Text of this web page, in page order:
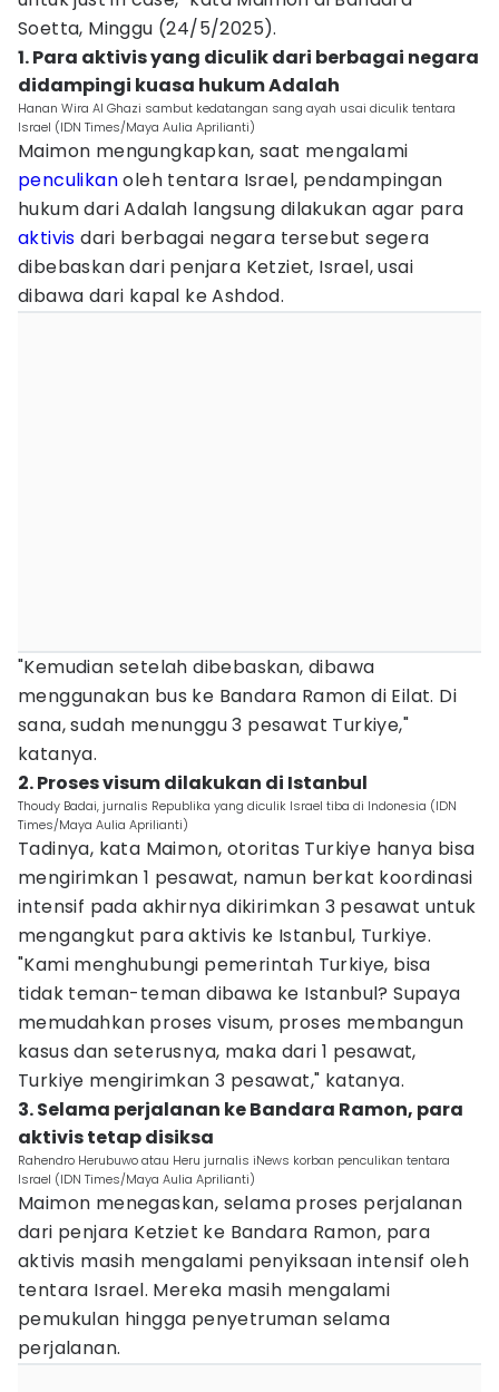
Soetta, Minggu (24/5/2025).
1. Para aktivis yang diculik dari berbagai negara
didampingi kuasa hukum Adalah
Hanan Wira Al Ghazi sambut kedatangan sang ayah usai diculik tentara
Israel (IDN Times/Maya Aulia Aprilianti)
Maimon mengungkapkan, saat mengalami
penculikanoleh tentara Israel, pendampingan
hukum dari Adalah langsung dilakukan agar para
aktivis dari berbagai negara tersebut segera
dibebaskan dari penjara Ketziet, Israel, usai
dibawa dari kapal ke Ashdod.
"Kemudian setelah dibebaskan, dibawa
menggunakan bus ke Bandara Ramon di Eilat. Di
sana, sudah menunggu 3 pesawat Turkiye,"
katanya.
2. Proses visum dilakukan di Istanbul
Thoudy Badai, jurnalis Republika yang diculik Israel tiba di Indonesia (IDN
Times/Maya Aulia Aprilianti)
Tadinya, kata Maimon, otoritas Turkiye hanya bisa
mengirimkan 1 pesawat, namun berkat koordinasi
intensif pada akhirnya dikirimkan 3 pesawat untuk
mengangkut para aktivis ke Istanbul, Turkiye.
"Kami menghubungi pemerintah Turkiye, bisa
tidak teman-teman dibawa ke Istanbul? Supaya
memudahkan proses visum, proses membangun
kasus dan seterusnya, maka dari 1 pesawat,
Turkiye mengirimkan 3 pesawat," katanya.
3. Selama perjalanan ke Bandara Ramon, para
aktivis tetap disiksa
Rahendro Herubuwo atau Heru jurnalis iNews korban penculikan tentara
Israel (IDN Times/Maya Aulia Aprilianti)
Maimon menegaskan, selama proses perjalanan
dari penjara Ketziet ke Bandara Ramon, para
aktivis masih mengalami penyiksaan intensif oleh
tentara Israel. Mereka masih mengalami
pemukulan hingga penyetruman selama
perjalanan.